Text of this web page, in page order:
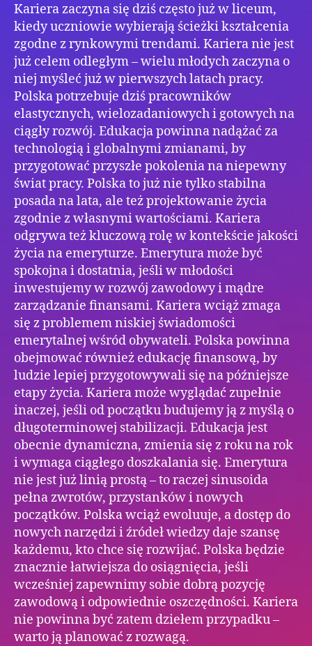
Kariera zaczyna się dziś często już w liceum,
kiedy uczniowie wybierają ścieżki kształcenia
zgodne z rynkowymi trendami. Kariera nie jest
już celem odległym – wielu młodych zaczyna o
niej myśleć już w pierwszych latach pracy.
Polska potrzebuje dziś pracowników
elastycznych, wielozadaniowych i gotowych na
ciągły rozwój. Edukacja powinna nadążać za
technologią i globalnymi zmianami, by
przygotować przyszłe pokolenia na niepewny
świat pracy. Polska to już nie tylko stabilna
posada na lata, ale też projektowanie życia
zgodnie z własnymi wartościami. Kariera
odgrywa też kluczową rolę w kontekście jakości
życia na emeryturze. Emerytura może być
spokojna i dostatnia, jeśli w młodości
inwestujemy w rozwój zawodowy i mądre
zarządzanie finansami. Kariera wciąż zmaga
się z problemem niskiej świadomości
emerytalnej wśród obywateli. Polska powinna
obejmować również edukację finansową, by
ludzie lepiej przygotowywali się na późniejsze
etapy życia. Kariera może wyglądać zupełnie
inaczej, jeśli od początku budujemy ją z myślą o
długoterminowej stabilizacji. Edukacja jest
obecnie dynamiczna, zmienia się z roku na rok
i wymaga ciągłego doszkalania się. Emerytura
nie jest już linią prostą – to raczej sinusoida
pełna zwrotów, przystanków i nowych
początków. Polska wciąż ewoluuje, a dostęp do
nowych narzędzi i źródeł wiedzy daje szansę
każdemu, kto chce się rozwijać. Polska będzie
znacznie łatwiejsza do osiągnięcia, jeśli
wcześniej zapewnimy sobie dobrą pozycję
zawodową i odpowiednie oszczędności. Kariera
nie powinna być zatem dziełem przypadku –
warto ją planować z rozwagą.